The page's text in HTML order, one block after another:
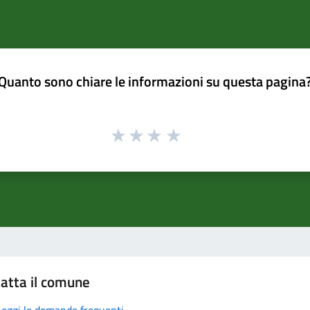
sono chiare le informazioni su questa
il comune